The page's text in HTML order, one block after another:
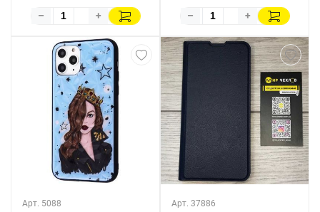
– + – +
Арт. 5088 Арт. 37886